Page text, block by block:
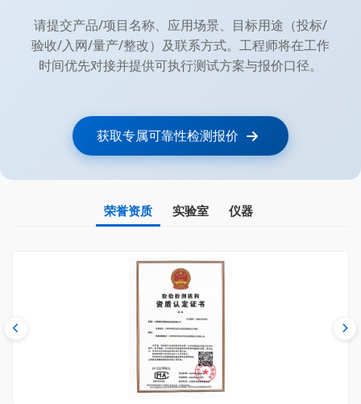
请提交产品/项目名称、应用场景、目标用途（投标/
验收/入网/量产/整改）及联系方式。工程师将在工作
时间优先对接并提供可执行测试方案与报价口径。
获取专属可靠性检测报价
荣誉资质 实验室 仪器